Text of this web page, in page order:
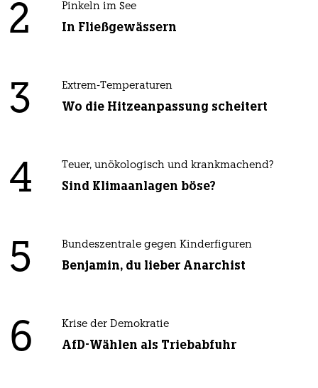
2 Pinkeln im See
In Fließgewässern
3 Extrem-Temperaturen
Wo die Hitzeanpassung scheitert
4 Teuer, unökologisch und krankmachend?
Sind Klimaanlagen böse?
5 Bundeszentrale gegen Kinderfiguren
Benjamin, du lieber Anarchist
6 Krise der Demokratie
AfD-Wählen als Triebabfuhr